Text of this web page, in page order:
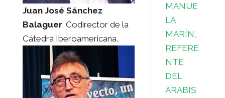
Juan José Sánchez
Balaguer. Codirector de la
Cátedra Iberoamericana.
MANUE
LA
MARÍN,
REFERE
NTE
DEL
ARABIS